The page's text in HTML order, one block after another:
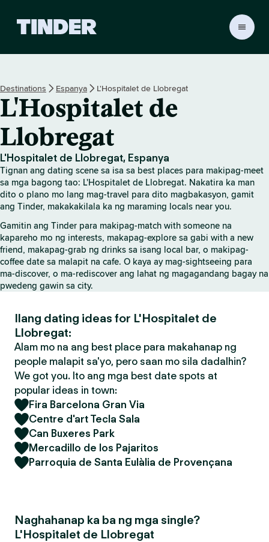
r
H
o
e
Destinations Espanya L'Hospitalet de Llobregat
L'Hospitalet de
Llobregat
L'Hospitalet de Llobregat, Espanya
Tignan ang dating scene sa isa sa best places para makipag-meet
sa mga bagong tao: L'Hospitalet de Llobregat. Nakatira ka man
dito o plano mo lang mag-travel para dito magbakasyon, gamit
ang Tinder, makakakilala ka ng maraming locals near you.
Gamitin ang Tinder para makipag-match with someone na
kapareho mo ng interests, makapag-explore sa gabi with a new
friend, makapag-grab ng drinks sa isang local bar, o makipag-
coffee date sa malapit na cafe. O kaya ay mag-sightseeing para
ma-discover, o ma-rediscover ang lahat ng magagandang bagay na
pwedeng gawin sa city.
Ilang dating ideas for L'Hospitalet de
Llobregat:
Alam mo na ang best place para makahanap ng
people malapit sa'yo, pero saan mo sila dadalhin?
We got you. Ito ang mga best date spots at
popular ideas in town:
Fira Barcelona Gran Via
Centre d'art Tecla Sala
Can Buxeres Park
Mercadillo de los Pajaritos
Parroquia de Santa Eulàlia de Provençana
Naghahanap ka ba ng mga single?
L'Hospitalet de Llobregat